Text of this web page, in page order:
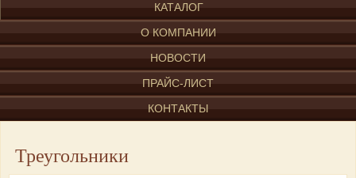
КАТАЛОГ
О КОМПАНИИ
НОВОСТИ
ПРАЙС-ЛИСТ
КОНТАКТЫ
Треугольники